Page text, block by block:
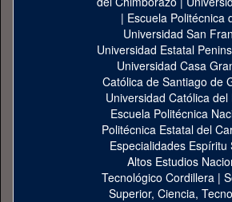
| Escuela Politécnica
Universidad San
Universidad Estatal
Universidad Casa
Católica de Santiago de
Universidad Católica
Escuela Politécnica
Politécnica Estatal del
Especialidades Espíritu
Altos Estudios
Tecnológico Cordillera |
Superior, Ciencia,